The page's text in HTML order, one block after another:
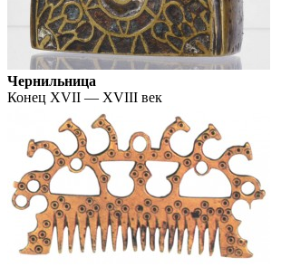
Чернильница
Конец XVII — XVIII век